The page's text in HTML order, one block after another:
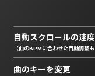
自動スクロールの速
（曲のBPMに合わせた自動調整も
曲のキーを変更